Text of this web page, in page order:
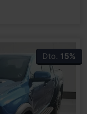
Dto. 15%